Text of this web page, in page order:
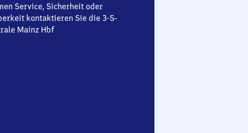
Service, Sicherheit oder
kontaktieren Sie die 3-S-
Mainz Hbf